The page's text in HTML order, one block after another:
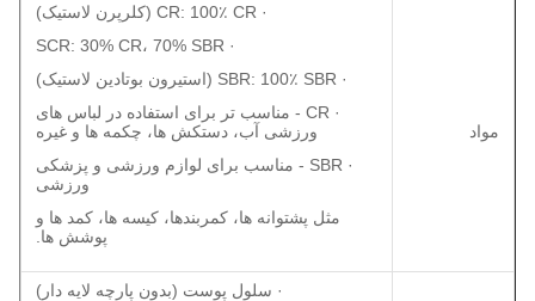
مواد
· CR: 100٪ CR (کلرپرن لاستیک)
· SCR: 30% CR، 70% SBR
· SBR: 100٪ SBR (استیرون بوتادین لاستیک)
· CR - مناسب تر برای استفاده در لباس های
ورزشی آب، دستکش ها، چکمه ها و غیره
· SBR - مناسب برای لوازم ورزشی و پزشکی
ورزشی
مثل پشتوانه ها، کمربندها، کیسه ها، کمد ها و
پوشش ها.
· سلول پوست (بدون پارچه لایه دار)